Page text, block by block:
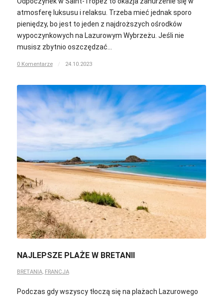
atmosferę luksusu i relaksu. Trzeba mieć jednak sporo
pieniędzy, bo jest to jeden z najdroższych ośrodków
wypoczynkowych na Lazurowym Wybrzeżu. Jeśli nie
musisz zbytnio oszczędzać…
0 Komentarze / 24.10.2023
NAJLEPSZE PLAŻE W BRETANII
BRETANIA, FRANCJA
Podczas gdy wszyscy tłoczą się na plażach Lazurowego